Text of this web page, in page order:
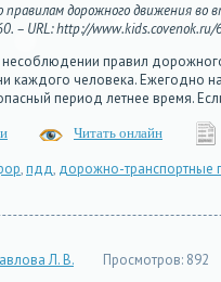
дорожного движения во
– URL: http://
несоблюдении правил
каждого человека. Ежегодно
период летнее время.
Читать онлайн
,пдд, дорожно-транспортные
Л. В. Просмотров: 892